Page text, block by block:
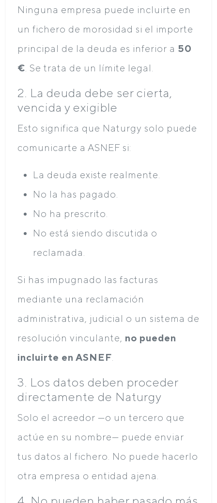
Ninguna empresa puede incluirte en
un fichero de morosidad si el importe
principal de la deuda es inferior a 50
€ . Se trata de un límite legal.
2. La deuda debe ser cierta,
vencida y exigible
Esto significa que Naturgy solo puede
comunicarte a ASNEF si:
La deuda existe realmente.
No la has pagado.
No ha prescrito.
No está siendo discutida o
reclamada.
Si has impugnado las facturas
mediante una reclamación
administrativa, judicial o un sistema de
resolución vinculante, no pueden
incluirte en ASNEF
3. Los datos deben proceder
directamente de Naturgy
Solo el acreedor —o un tercero que
actúe en su nombre— puede enviar
tus datos al fichero. No puede hacerlo
otra empresa o entidad ajena.